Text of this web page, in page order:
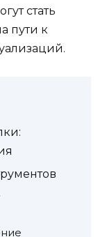
стать
пути к